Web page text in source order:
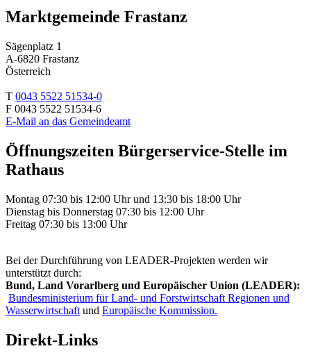
Marktgemeinde Frastanz
Sägenplatz 1
A-6820 Frastanz
Österreich
T 0043 5522 51534-0
F 0043 5522 51534-6
E-Mail an das Gemeindeamt
Öffnungszeiten Bürgerservice-Stelle im
Rathaus
Montag 07:30 bis 12:00 Uhr und 13:30 bis 18:00 Uhr
Dienstag bis Donnerstag 07:30 bis 12:00 Uhr
Freitag 07:30 bis 13:00 Uhr
Bei der Durchführung von LEADER-Projekten werden wir
unterstützt durch:
Bund, Land Vorarlberg und Europäischer Union (LEADER):
Bundesministerium für Land- und Forstwirtschaft Regionen und
Wasserwirtschaft und Europäische Kommission.
Direkt-Links